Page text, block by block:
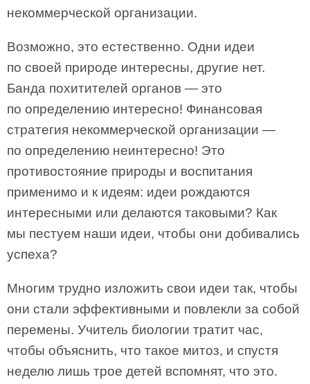
некоммерческой организации.
Возможно, это естественно. Одни идеи
по своей природе интересны, другие нет.
Банда похитителей органов — это
по определению интересно! Финансовая
стратегия некоммерческой организации —
по определению неинтересно! Это
противостояние природы и воспитания
применимо и к идеям: идеи рождаются
интересными или делаются таковыми? Как
мы пестуем наши идеи, чтобы они добивались
успеха?
Многим трудно изложить свои идеи так, чтобы
они стали эффективными и повлекли за собой
перемены. Учитель биологии тратит час,
чтобы объяснить, что такое митоз, и спустя
неделю лишь трое детей вспомнят, что это.